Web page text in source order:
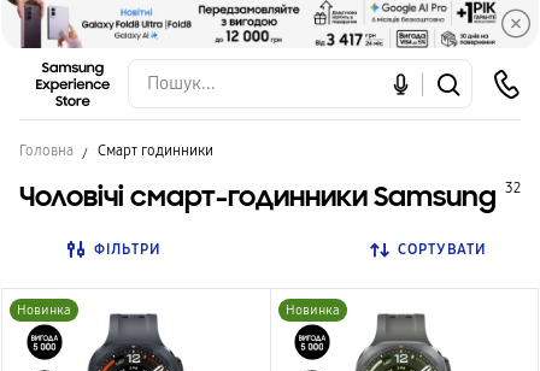
Головна Смарт годинники
Чоловічі смарт-годинники Samsung 32
ФІЛЬТРИ СОРТУВАТИ
Новинка Новинка